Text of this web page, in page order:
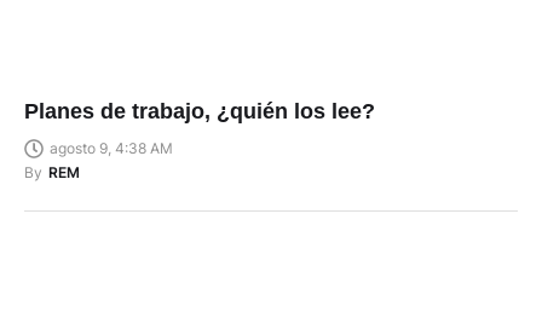
Planes de trabajo, ¿quién los lee?
agosto 9, 4:38 AM
By REM